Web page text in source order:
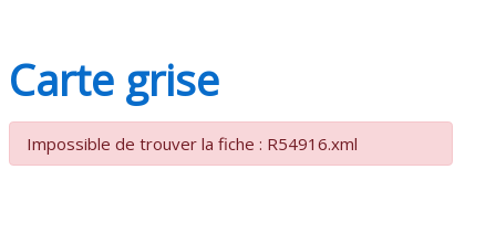
Carte grise
Impossible de trouver la fiche : R54916.xml